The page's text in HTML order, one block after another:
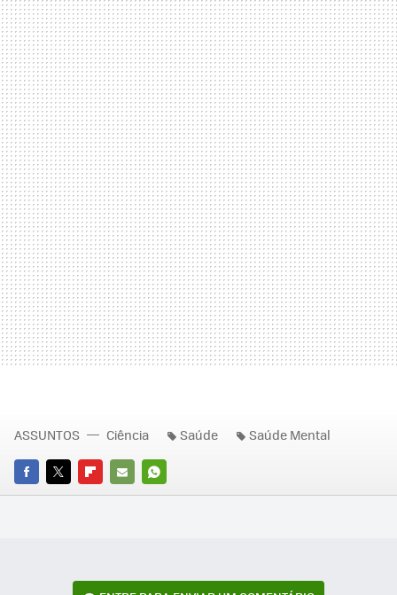
FACEBOOK
TWITTERFLIPBOARD
E-
WHATSAPP
ASSUNTOS Ciência Saúde Saúde Mental